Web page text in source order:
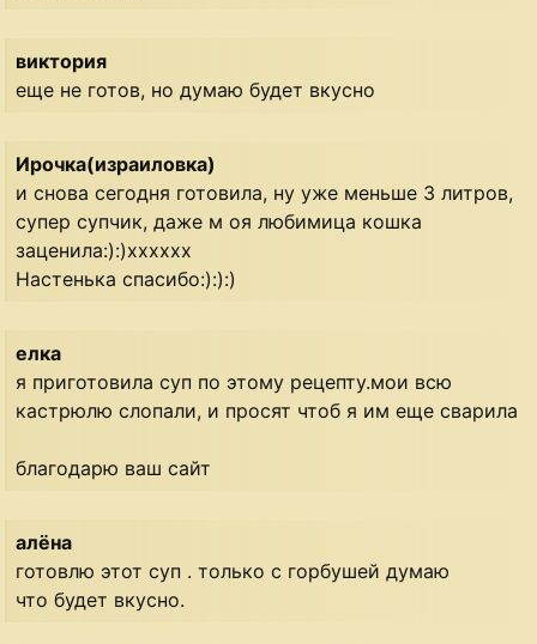
виктория
еще не готов, но думаю будет вкусно
Ирочка(израиловка)
и снова сегодня готовила, ну уже меньше 3 литров,
супер супчик, даже м оя любимица кошка
заценила:):)хххххх
Настенька спасибо:):):)
елка
я приготовила суп по этому рецепту.мои всю
кастрюлю слопали, и просят чтоб я им еще сварила
благодарю ваш сайт
алёна
готовлю этот суп . только с горбушей думаю
что будет вкусно.